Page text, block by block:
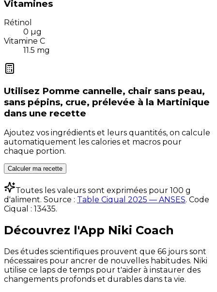
Vitamines
Rétinol
0 µg
Vitamine C
11.5 mg
Utilisez Pomme cannelle, chair sans peau,
sans pépins, crue, prélevée à la Martinique
dans une recette
Ajoutez vos ingrédients et leurs quantités, on calcule
automatiquement les calories et macros pour
chaque portion.
Calculer ma recette
Toutes les valeurs sont exprimées pour 100 g
d'aliment. Source : Table Ciqual 2025 — ANSES. Code
Ciqual : 13435.
Découvrez l'App Niki Coach
Des études scientifiques prouvent que 66 jours sont
nécessaires pour ancrer de nouvelles habitudes. Niki
utilise ce laps de temps pour t'aider à instaurer des
changements profonds et durables dans ta vie.